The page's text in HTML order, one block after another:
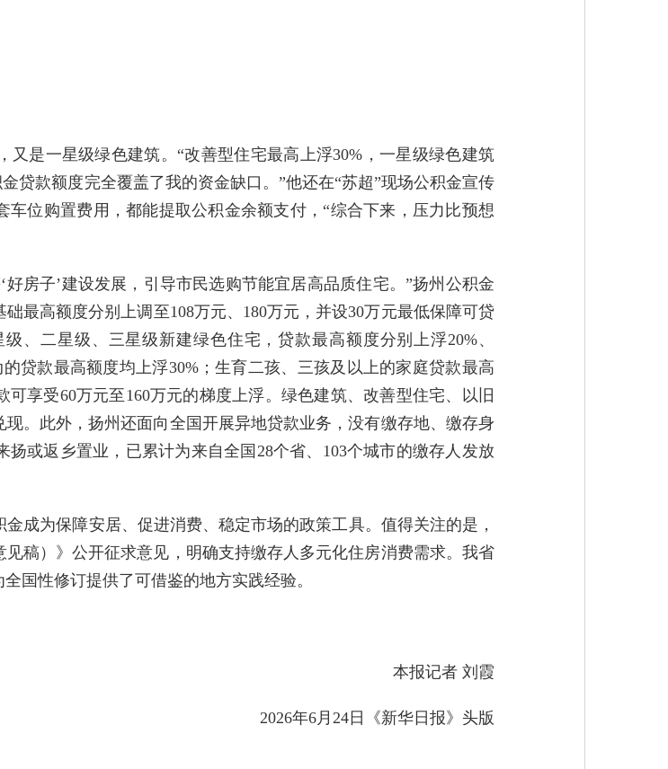
是一星级绿色建筑。“改善型住宅最高上浮30%，一星级绿色建筑
贷款额度完全覆盖了我的资金缺口。”他还在“苏超”现场公积金宣传
位购置费用，都能提取公积金余额支付，“综合下来，压力比预想
房子’建设发展，引导市民选购节能宜居高品质住宅。”扬州公积金
最高额度分别上调至108万元、180万元，并设30万元最低保障可贷
、二星级、三星级新建绿色住宅，贷款最高额度分别上浮20%、
贷款最高额度均上浮30%；生育二孩、三孩及以上的家庭贷款最高
享受60万元至160万元的梯度上浮。绿色建筑、改善型住宅、以旧
。此外，扬州还面向全国开展异地贷款业务，没有缴存地、缴存身
或返乡置业，已累计为来自全国28个省、103个城市的缴存人发放
成为保障安居、促进消费、稳定市场的政策工具。值得关注的是，
稿）》公开征求意见，明确支持缴存人多元化住房消费需求。我省
国性修订提供了可借鉴的地方实践经验。
本报记者 刘霞
2026年6月24日《新华日报》头版